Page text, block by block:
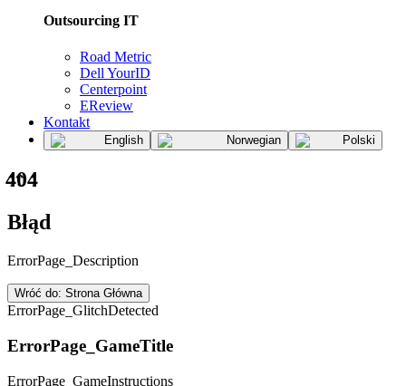
Outsourcing IT
Road Metric
Dell YourID
Centerpoint
EReview
Kontakt
English Norwegian Polski
404
Błąd
ErrorPage_Description
Wróć do: Strona Główna
ErrorPage_GlitchDetected
ErrorPage_GameTitle
ErrorPage_GameInstructions